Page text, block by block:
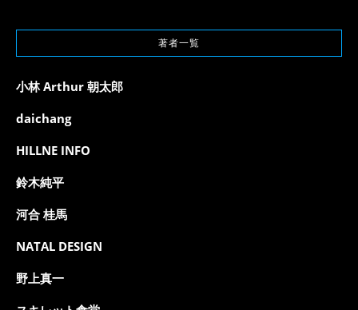
著者一覧
小林 Arthur 朝太郎
daichang
HILLNE INFO
鈴木純平
河合 桂馬
NATAL DESIGN
野上真一